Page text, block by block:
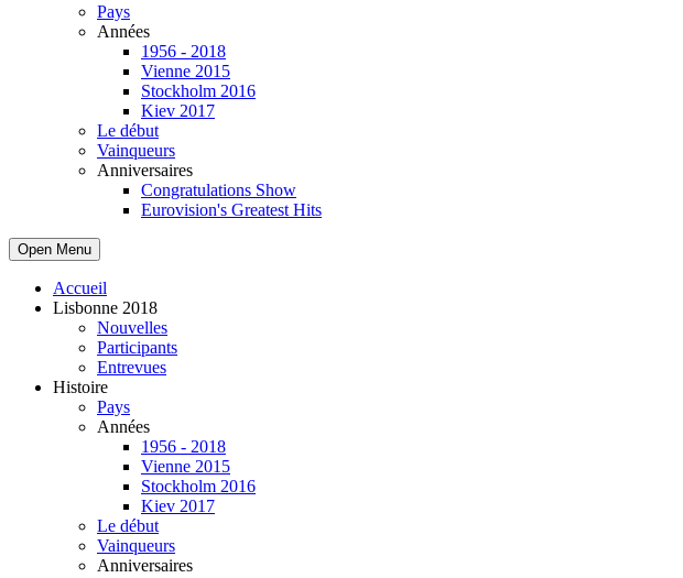
Pays
Années
1956 - 2018
Vienne 2015
Stockholm 2016
Kiev 2017
Le début
Vainqueurs
Anniversaires
Congratulations Show
Eurovision's Greatest Hits
Open Menu
Accueil
Lisbonne 2018
Nouvelles
Participants
Entrevues
Histoire
Pays
Années
1956 - 2018
Vienne 2015
Stockholm 2016
Kiev 2017
Le début
Vainqueurs
Anniversaires